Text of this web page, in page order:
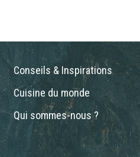
Conseils & Inspirations
Cuisine du monde
Qui sommes-nous ?